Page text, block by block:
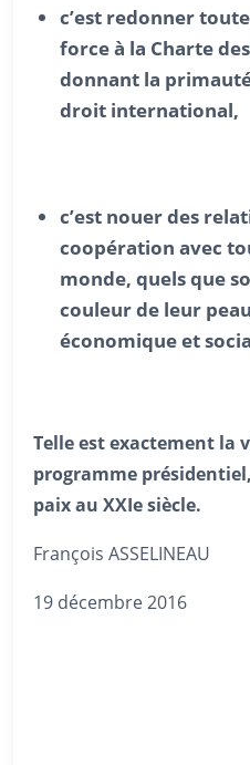
c’est redonner
force à la Charte
donnant la
droit international,
c’est nouer des
coopération avec
monde, quels que
couleur de leur
économique et
Telle est exactement la
programme
paix au XXIe siècle.
François ASSELINEAU
19 décembre 2016